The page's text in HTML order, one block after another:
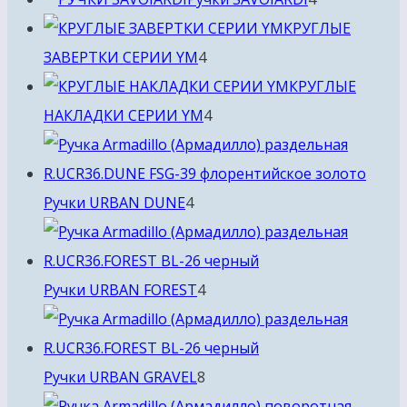
товара
КРУГЛЫЕ
ЗАВЕРТКИ СЕРИИ YM44
товара
КРУГЛЫЕ
НАКЛАДКИ СЕРИИ YM44
товара
Ручки URBAN DUNE44
товара
Ручки URBAN FOREST44
товара
Ручки URBAN GRAVEL8